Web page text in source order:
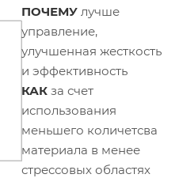
ПОЧЕМУ лучше
управление,
улучшенная жесткость
и эффективность
КАК за счет
использования
меньшего количетсва
материала в менее
стрессовых областях